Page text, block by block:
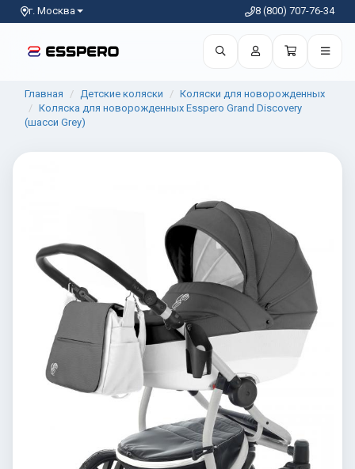
г. Москва 8 (800) 707-76-34
Главная Детские коляски
Коляски для новорожденных
Коляска для новорожденных Esspero Grand Discovery
(шасси Grey)